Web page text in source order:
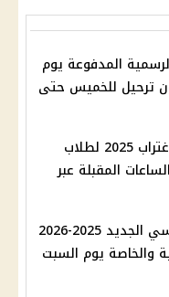
6 أكتوبر 2025 الرسمية المدفوعة يوم
6/10/2025 دون ترحيل للخميس حتى
إعلان نتيجة تقليل الاغتراب 2025 لطلاب
المقبلة عبر
موعد بدء العام الدراسي الجديد 2025-2026
والخاصة يوم السبت